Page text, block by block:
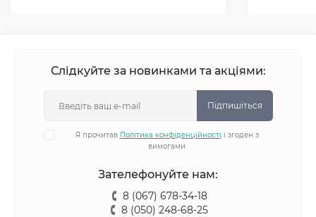
Слідкуйте за новинками та акціями:
Підпишіться
Я прочитав Політика конфіденційності і згоден з
вимогами
Зателефонуйте нам:
8 (067) 678-34-18
8 (050) 248-68-25